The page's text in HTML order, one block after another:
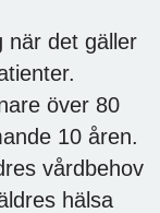
när det gäller
över 80
10 åren.
vårdbehov
hälsa